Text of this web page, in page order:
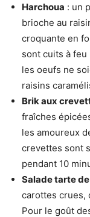
Harchoua : un
brioche au
croquante en
sont cuits à
les oeufs ne
raisins
Brik aux
fraîches
les amoureux
crevettes sont
pendant 10
Salade tarte
carottes crues,
Pour le goût